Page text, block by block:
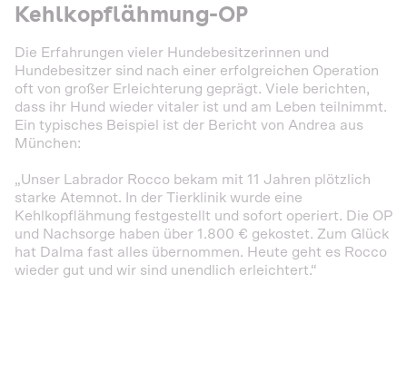
Kehlkopflähmung-OP
Die Erfahrungen vieler Hundebesitzerinnen und
Hundebesitzer sind nach einer erfolgreichen Operation
oft von großer Erleichterung geprägt. Viele berichten,
dass ihr Hund wieder vitaler ist und am Leben teilnimmt.
Ein typisches Beispiel ist der Bericht von Andrea aus
München:
„Unser Labrador Rocco bekam mit 11 Jahren plötzlich
starke Atemnot. In der Tierklinik wurde eine
Kehlkopflähmung festgestellt und sofort operiert. Die OP
und Nachsorge haben über 1.800 € gekostet. Zum Glück
hat Dalma fast alles übernommen. Heute geht es Rocco
wieder gut und wir sind unendlich erleichtert.“